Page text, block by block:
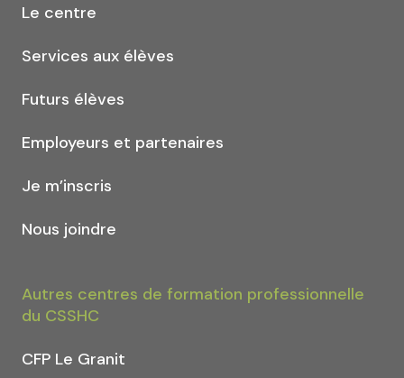
Le centre
Services aux élèves
Futurs élèves
Employeurs et partenaires
Je m’inscris
Nous joindre
Autres centres de formation professionnelle
du CSSHC
CFP Le Granit